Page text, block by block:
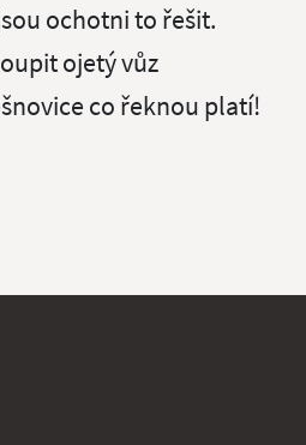
ochotni to řešit.
ojetý vůz
co řeknou platí!